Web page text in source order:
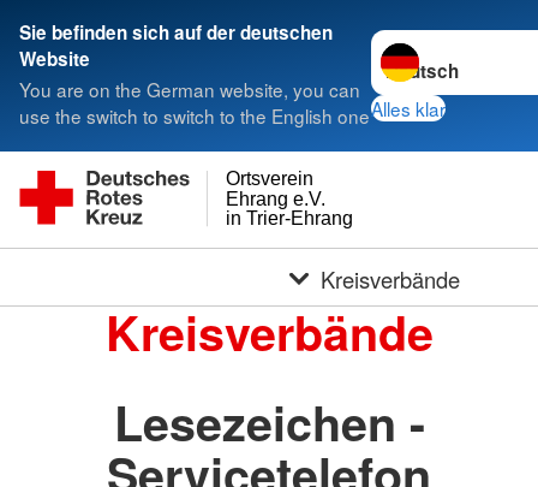
Sie befinden sich auf der deutschen
Website
You are on the German website, you can
use the switch to switch to the English one
Sprache wechseln
Alles klar
in Trier-Ehrang
Ehrang e.V.
Ortsverein
Kreisverbände
Kreisverbände
Lesezeichen -
Servicetelefon